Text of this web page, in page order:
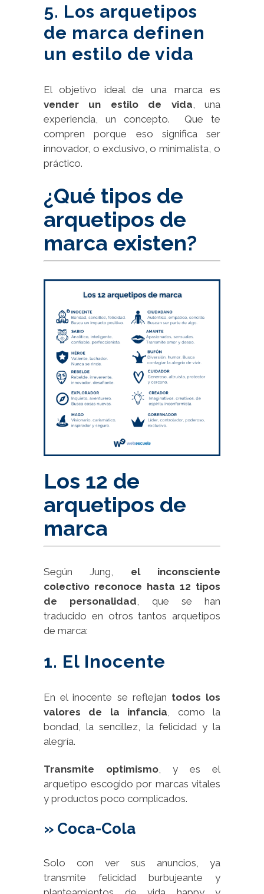
5. Los arquetipos
de marca definen
un estilo de vida
El objetivo ideal de una marca es
vender un estilo de vida , una
experiencia, un concepto. Que te
compren porque eso significa ser
innovador, o exclusivo, o minimalista, o
práctico.
¿Qué tipos de
arquetipos de
marca existen?
Los 12 de
arquetipos de
marca
Según Jung, el inconsciente
colectivo reconoce hasta 12 tipos
de personalidad , que se han
traducido en otros tantos arquetipos
de marca:
1. El Inocente
En el inocente se reflejan todos los
valores de la infancia , como la
bondad, la sencillez, la felicidad y la
alegría.
Transmite optimismo , y es el
arquetipo escogido por marcas vitales
y productos poco complicados.
» Coca-Cola
Solo con ver sus anuncios, ya
transmite felicidad burbujeante y